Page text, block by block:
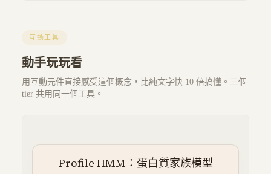
互動工具
動手玩玩看
用互動元件直接感受這個概念，比純文字快 10 倍搞懂。三個
tier 共用同一個工具。
Profile HMM：蛋白質家族模型